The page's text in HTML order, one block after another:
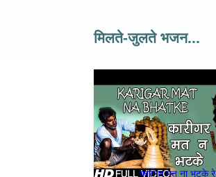
मिलते-जुलते भजन...
कारीगर मत ना भटके रे